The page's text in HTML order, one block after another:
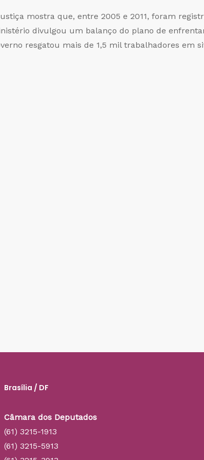
mostra que, entre 2005 e 2011, foram
divulgou um balanço do plano de
resgatou mais de 1,5 mil trabalhadores em
Brasília / DF
Câmara dos Deputados
(61) 3215-1913
(61) 3215-5913